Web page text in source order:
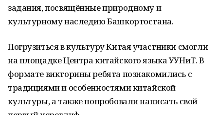
задания, посвящённые природному и
культурному наследию Башкортостана.
Погрузиться в культуру Китая участники смогли
на площадке Центра китайского языка УУНиТ. В
формате викторины ребята познакомились с
традициями и особенностями китайской
культуры, а также попробовали написать свой